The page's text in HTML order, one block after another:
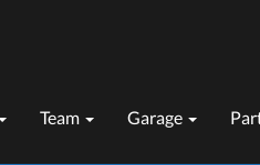
Team Garage